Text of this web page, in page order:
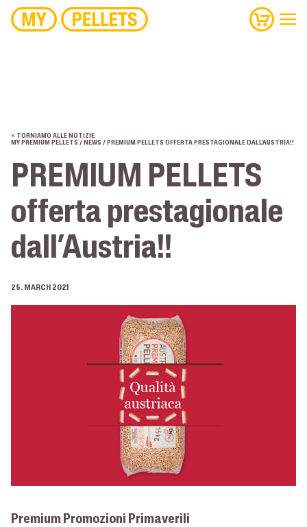
< TORNIAMO ALLE NOTIZIE
MY PREMIUM PELLETS /NEWS / PREMIUM PELLETS OFFERTA PRESTAGIONALE DALL’AUSTRIA!!
PREMIUM PELLETS
offerta prestagionale
dall’Austria!!
25. MARCH 2021
Premium Promozioni Primaverili